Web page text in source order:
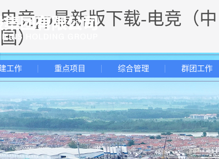
电竞pp最新版下载-电竞（中
国）
工作 重点项目 综合管理 群团工作